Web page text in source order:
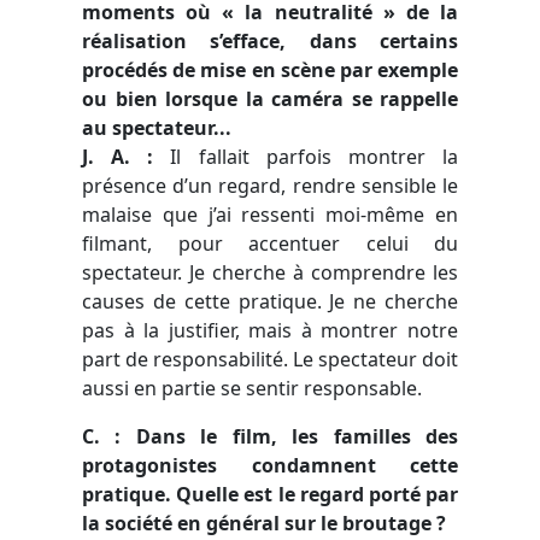
moments où « la neutralité » de la
réalisation s’efface, dans certains
procédés de mise en scène par exemple
ou bien lorsque la caméra se rappelle
au spectateur...
J. A. : Il fallait parfois montrer la
présence d’un regard, rendre sensible le
malaise que j’ai ressenti moi-même en
filmant, pour accentuer celui du
spectateur. Je cherche à comprendre les
causes de cette pratique. Je ne cherche
pas à la justifier, mais à montrer notre
part de responsabilité. Le spectateur doit
aussi en partie se sentir responsable.
C. : Dans le film, les familles des
protagonistes condamnent cette
pratique. Quelle est le regard porté par
la société en général sur le broutage ?